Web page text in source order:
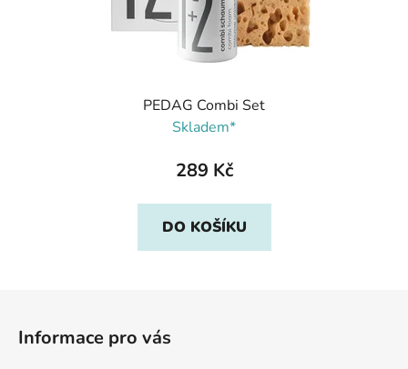
PEDAG Combi Set
Skladem*
289 Kč
DO KOŠÍKU
Informace pro vás